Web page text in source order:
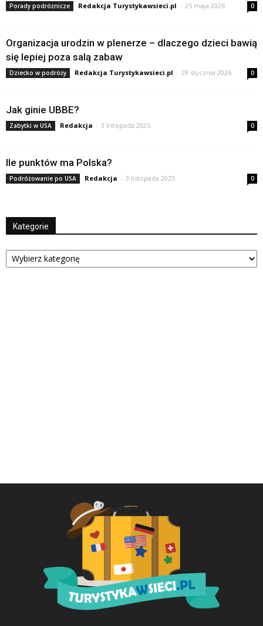
Porady podróżnicze Redakcja Turystykawsieci.pl - 25 maja 2026 0
Organizacja urodzin w plenerze – dlaczego dzieci bawią
się lepiej poza salą zabaw
Dziecko w podróży Redakcja Turystykawsieci.pl - 29 stycznia 2026 0
Jak ginie UBBE?
Zabytki w USA Redakcja - 3 listopada 2025 0
Ile punktów ma Polska?
Podróżowanie po USA Redakcja - 3 listopada 2025 0
Kategorie
Kategorie